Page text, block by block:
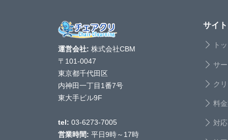
運営会社: 株式会社CBM
〒101-0047
東京都千代田区
内神田一丁目1番7号
東大手ビル9F
tel: 03-6273-7005
営業時間: 平日9時～17時
サイ
ト
サ
ク
料
対